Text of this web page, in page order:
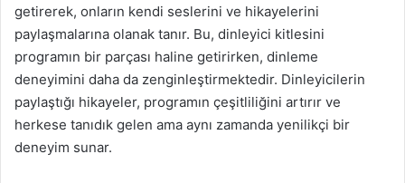
getirerek, onların kendi seslerini ve hikayelerini
paylaşmalarına olanak tanır. Bu, dinleyici kitlesini
programın bir parçası haline getirirken, dinleme
deneyimini daha da zenginleştirmektedir. Dinleyicilerin
paylaştığı hikayeler, programın çeşitliliğini artırır ve
herkese tanıdık gelen ama aynı zamanda yenilikçi bir
deneyim sunar.